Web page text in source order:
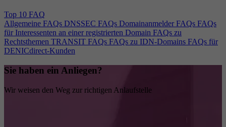
Top 10 FAQ
Allgemeine FAQs DNSSEC FAQs Domainanmelder FAQs FAQs
für Interessenten an einer registrierten Domain FAQs zu
Rechtsthemen TRANSIT FAQs FAQs zu IDN-Domains FAQs für
DENICdirect-Kunden
Sie haben ein Anliegen?
Wir weisen den Weg zur richtigen Anlaufstelle